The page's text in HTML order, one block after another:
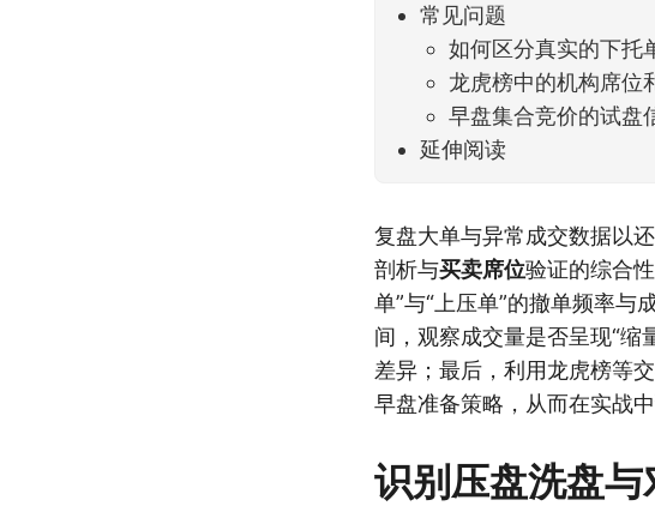
常见问题
如何区分真实的下托
龙虎榜中的机构席位
早盘集合竞价的试盘
延伸阅读
复盘大单与异常成交数据以
剖析与买卖席位验证的综合性
单”与“上压单”的撤单频率与
间，观察成交量是否呈现“缩
差异；最后，利用龙虎榜等
早盘准备策略，从而在实战
识别压盘洗盘